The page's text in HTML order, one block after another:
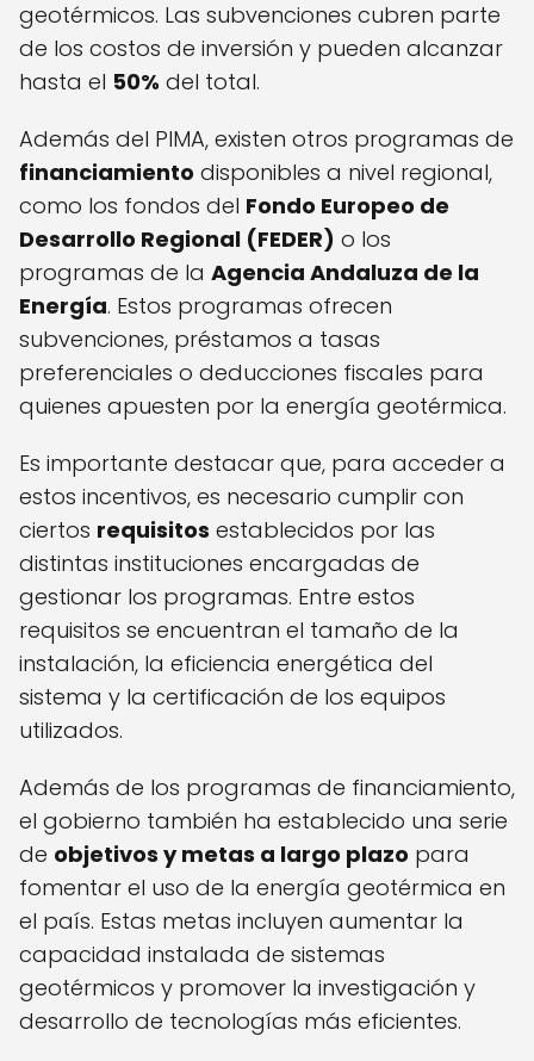
geotérmicos. Las subvenciones cubren parte
de los costos de inversión y pueden alcanzar
hasta el 50% del total.
Además del PIMA, existen otros programas de
financiamiento disponibles a nivel regional,
como los fondos del Fondo Europeo de
Desarrollo Regional (FEDER) o los
programas de la Agencia Andaluza de la
Energía. Estos programas ofrecen
subvenciones, préstamos a tasas
preferenciales o deducciones fiscales para
quienes apuesten por la energía geotérmica.
Es importante destacar que, para acceder a
estos incentivos, es necesario cumplir con
ciertos requisitos establecidos por las
distintas instituciones encargadas de
gestionar los programas. Entre estos
requisitos se encuentran el tamaño de la
instalación, la eficiencia energética del
sistema y la certificación de los equipos
utilizados.
Además de los programas de financiamiento,
el gobierno también ha establecido una serie
de objetivos y metas a largo plazo para
fomentar el uso de la energía geotérmica en
el país. Estas metas incluyen aumentar la
capacidad instalada de sistemas
geotérmicos y promover la investigación y
desarrollo de tecnologías más eficientes.